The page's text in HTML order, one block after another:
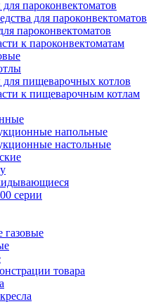
пароконвектоматов
для пароконвектоматов
пароконвектоматов
к пароконвектоматам
для пищеварочных котлов
к пищеварочным котлам
напольные
настольные
серии
товара